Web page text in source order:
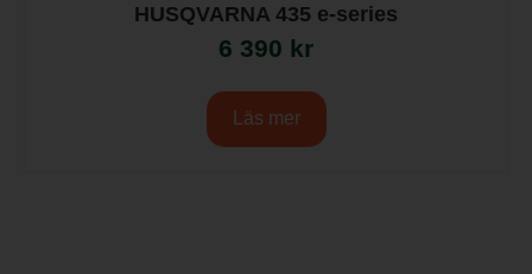
HUSQVARNA 435 e-series
6 390 kr
Läs mer